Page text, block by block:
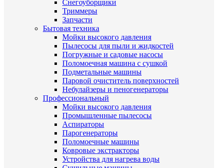
Снегоуборщики
Триммеры
Запчасти
Бытовая техника
Мойки высокого давления
Пылесосы для пыли и жидкостей
Погружные и садовые насосы
Поломоечная машина с сушкой
Подметальные машины
Паровой очиститель поверхностей
Небулайзеры и пеногенераторы
Профессиональный
Мойки высокого давления
Промышленные пылесосы
Аспираторы
Парогенераторы
Поломоечные машины
Ковровые экстракторы
Устройства для нагрева воды